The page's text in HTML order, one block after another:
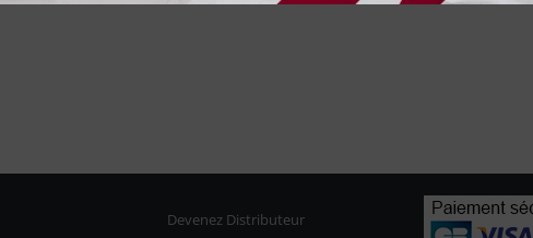
Devenez Distributeur